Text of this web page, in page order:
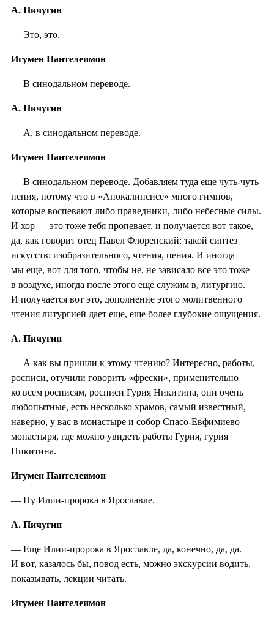
А. Пичугин
— Это, это.
Игумен Пантелеимон
— В синодальном переводе.
А. Пичугин
— А, в синодальном переводе.
Игумен Пантелеимон
— В синодальном переводе. Добавляем туда еще чуть-чуть
пения, потому что в «Апокалипсисе» много гимнов,
которые воспевают либо праведники, либо небесные силы.
И хор — это тоже тебя пропевает, и получается вот такое,
да, как говорит отец Павел Флоренский: такой синтез
искусств: изобразительного, чтения, пения. И иногда
мы еще, вот для того, чтобы не, не зависало все это тоже
в воздухе, иногда после этого еще служим в, литургию.
И получается вот это, дополнение этого молитвенного
чтения литургией дает еще, еще более глубокие ощущения.
А. Пичугин
— А как вы пришли к этому чтению? Интересно, работы,
росписи, отучили говорить «фрески», применительно
ко всем росписям, росписи Гурия Никитина, они очень
любопытные, есть несколько храмов, самый известный,
наверно, у вас в монастыре и собор Спасо-Евфимиево
монастыря, где можно увидеть работы Гурия, гурия
Никитина.
Игумен Пантелеимон
— Ну Илии-пророка в Ярославле.
А. Пичугин
— Еще Илии-пророка в Ярославле, да, конечно, да, да.
И вот, казалось бы, повод есть, можно экскурсии водить,
показывать, лекции читать.
Игумен Пантелеимон